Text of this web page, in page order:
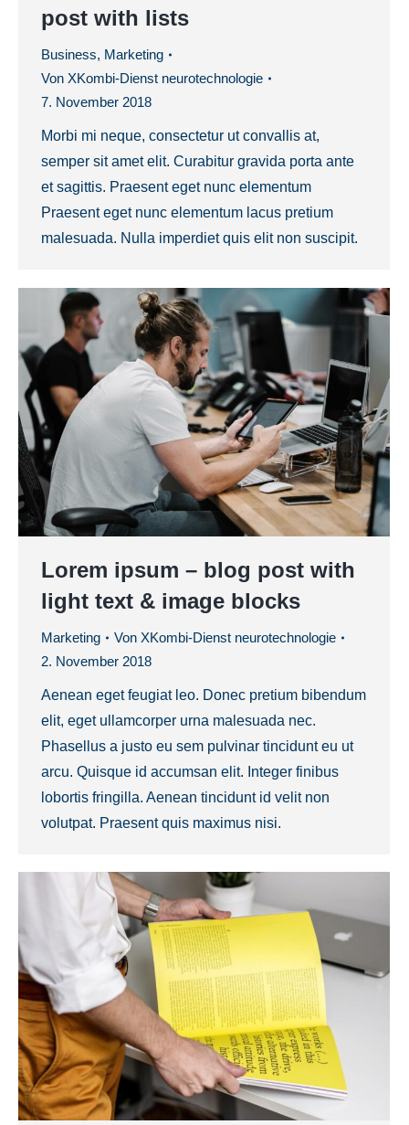
post with lists
Business, Marketing
Von XKombi-Dienst neurotechnologie
7. November 2018
Morbi mi neque, consectetur ut convallis at,
semper sit amet elit. Curabitur gravida porta ante
et sagittis. Praesent eget nunc elementum
Praesent eget nunc elementum lacus pretium
malesuada. Nulla imperdiet quis elit non suscipit.
Lorem ipsum – blog post with
light text & image blocks
Marketing Von XKombi-Dienst neurotechnologie
2. November 2018
Aenean eget feugiat leo. Donec pretium bibendum
elit, eget ullamcorper urna malesuada nec.
Phasellus a justo eu sem pulvinar tincidunt eu ut
arcu. Quisque id accumsan elit. Integer finibus
lobortis fringilla. Aenean tincidunt id velit non
volutpat. Praesent quis maximus nisi.